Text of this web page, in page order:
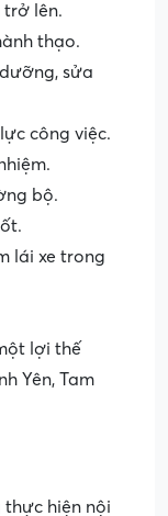
trở lên.
thạo.
sửa
công việc.
bộ.
lái xe trong
lợi thế
Yên, Tam
thực hiện nội